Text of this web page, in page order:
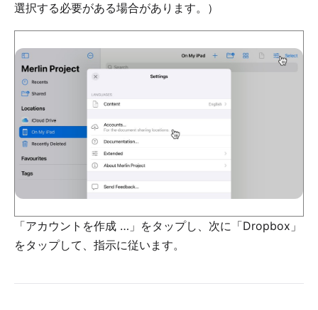
選択する必要がある場合があります。）
「アカウントを作成 …」をタップし、次に「Dropbox」
をタップして、指示に従います。